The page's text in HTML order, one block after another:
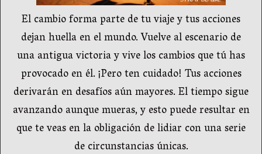
El cambio forma parte de tu viaje y tus acciones
dejan huella en el mundo. Vuelve al escenario de
una antigua victoria y vive los cambios que tú has
provocado en él. ¡Pero ten cuidado! Tus acciones
derivarán en desafíos aún mayores. El tiempo sigue
avanzando aunque mueras, y esto puede resultar en
que te veas en la obligación de lidiar con una serie
de circunstancias únicas.